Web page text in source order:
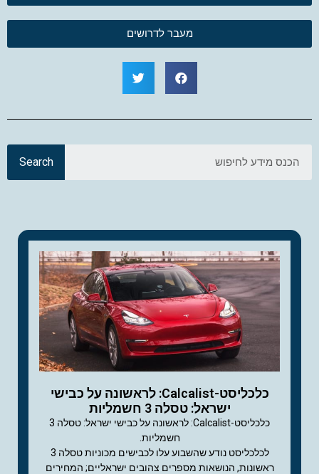
מעבר לדרושים
Search
כלכליסט-Calcalist: לראשונה על כבישי
ישראל: טסלה 3 חשמליות
כלכליסט-Calcalist: לראשונה על כבישי ישראל: טסלה 3
חשמליות.
לכלכליסט נודע שהשבוע עלו לכבישים מכוניות טסלה 3
ראשונות, הנושאות מספרים צהובים ישראליים; המחירים